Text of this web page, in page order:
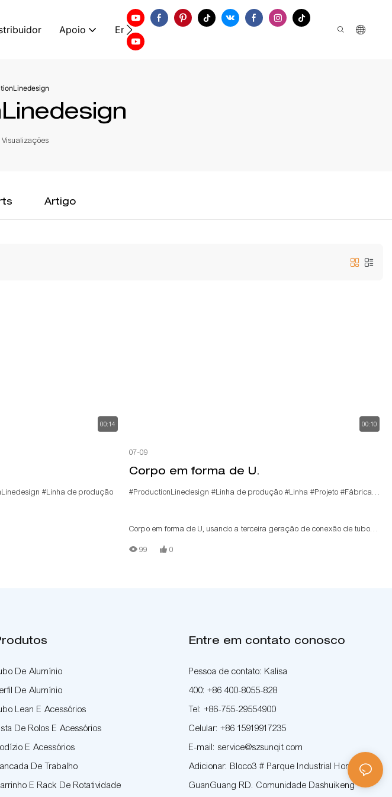
Apoio Entre Em Contato Conosco
Visualizações
Artigo
00:14
#Linha de produção
00:10
07-09
Corpo em forma de U.
#ProductionLinedesign #Linha de produção #Linha #Projeto #Fábrica
Corpo em forma de U, usando a terceira geração de conexão de tubo
magro, suporta a personalização
99 0
De Alumínio
De Alumínio
Lean E Acessórios
De Rolos E Acessórios
E Acessórios
De Trabalho
E Rack De Rotatividade
Entre em contato conosco
Pessoa de contato: Kalisa
400: +86 400-8055-828
Tel: +86-755-29554900
Celular: +86 15919917235
E-mail: service@szsunqit.com
Adicionar: Bloco3 # Parque Industrial HongTianFu
GuanGuang RD. Comunidade Dashuikeng